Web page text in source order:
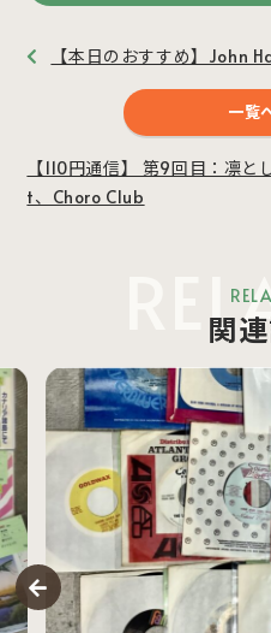
【本日のおすすめ】John
一覧
【110円通信】 第9回目：凛
t、Choro Club
関